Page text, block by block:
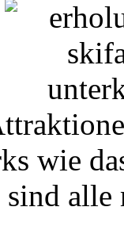
wie
sind